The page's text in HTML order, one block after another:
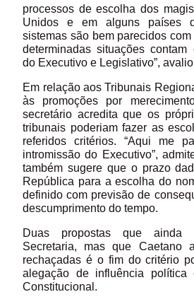
processos de escolha dos
Unidos e em alguns países
sistemas são bem parecidos
determinadas situações
do Executivo e Legislativo”,
Em relação aos Tribunais
às promoções por
secretário acredita que os
tribunais poderiam fazer as
referidos critérios. “Aqui me
intromissão do Executivo”,
também sugere que o prazo
República para a escolha do
definido com previsão de
descumprimento do tempo.
Duas propostas que ainda
Secretaria, mas que Caetano
rechaçadas é o fim do critério
alegação de influência
Constitucional.